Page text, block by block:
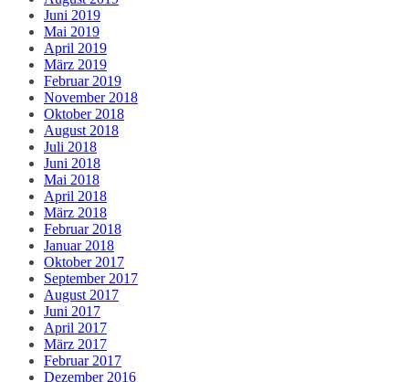
Juni 2019
Mai 2019
April 2019
März 2019
Februar 2019
November 2018
Oktober 2018
August 2018
Juli 2018
Juni 2018
Mai 2018
April 2018
März 2018
Februar 2018
Januar 2018
Oktober 2017
September 2017
August 2017
Juni 2017
April 2017
März 2017
Februar 2017
Dezember 2016